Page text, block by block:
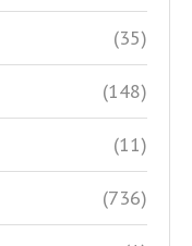
(35)
(148)
(11)
(736)